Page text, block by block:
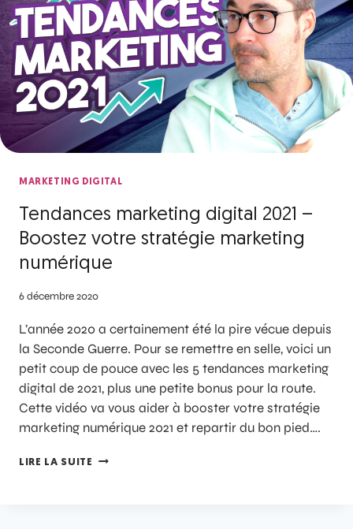
MARKETING DIGITAL
Tendances marketing digital 2021 –
Boostez votre stratégie marketing
numérique
6 décembre 2020
L’année 2020 a certainement été la pire vécue depuis
la Seconde Guerre. Pour se remettre en selle, voici un
petit coup de pouce avec les 5 tendances marketing
digital de 2021, plus une petite bonus pour la route.
Cette vidéo va vous aider à booster votre stratégie
marketing numérique 2021 et repartir du bon pied….
LIRE LA SUITE